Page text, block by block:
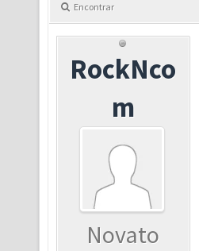
Encontrar
RockNco
m
Novato